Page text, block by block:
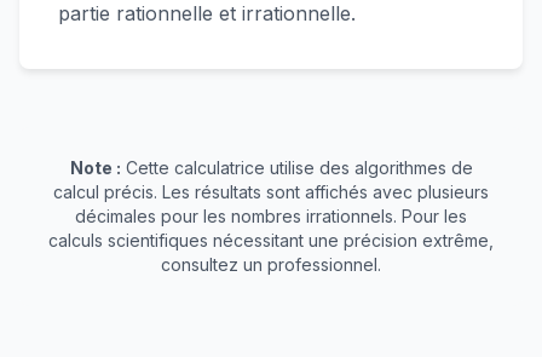
partie rationnelle et irrationnelle.
Note : Cette calculatrice utilise des algorithmes de
calcul précis. Les résultats sont affichés avec plusieurs
décimales pour les nombres irrationnels. Pour les
calculs scientifiques nécessitant une précision extrême,
consultez un professionnel.